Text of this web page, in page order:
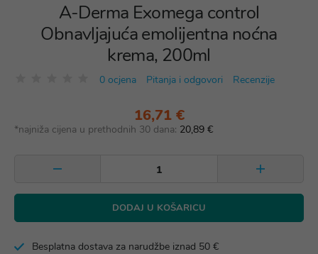
A-Derma Exomega control
Obnavljajuća emolijentna noćna
krema, 200ml
0 ocjena Pitanja i odgovori Recenzije
16,71 €
*najniža cijena u prethodnih 30 dana: 20,89 €
DODAJ U KOŠARICU
Besplatna dostava za narudžbe iznad 50 €